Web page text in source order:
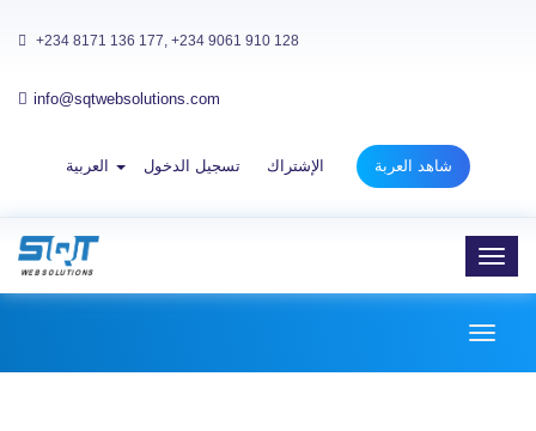
+234 8171 136 177, +234 9061 910 128
info@sqtwebsolutions.com
تسجيل الدخول الإشتراك شاهد العربة